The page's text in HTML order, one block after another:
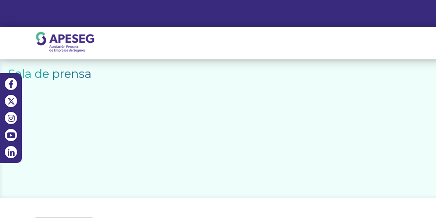
content
APESEG
Sala de prensa